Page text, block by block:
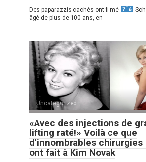
Des paparazzis cachés ont filmé
âgé de plus de 100 ans, en
Uncategorized
«Avec des injections de
lifting raté!» Voilà ce que
d’innombrables
ont fait à Kim Novak